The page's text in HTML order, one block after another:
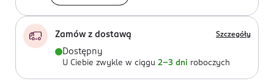
Zamów z dostawą Szczegóły
Dostępny
U Ciebie zwykle w ciągu 2-3 dni roboczych